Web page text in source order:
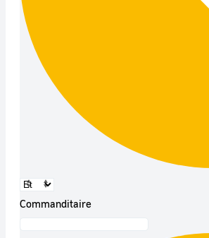
Commanditaire